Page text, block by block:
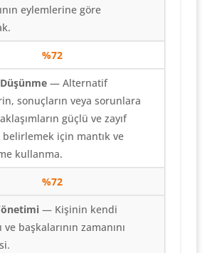
eylemlerine göre
%72
— Alternatif
sonuçların veya sorunlara
güçlü ve zayıf
için mantık ve
kullanma.
%72
— Kişinin kendi
ve başkalarının zamanını